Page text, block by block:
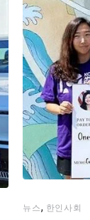
뉴스, 한인사회